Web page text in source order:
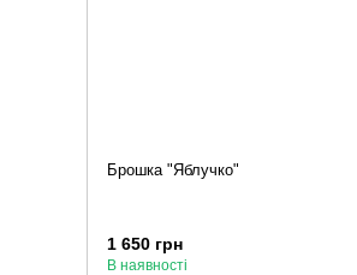
Брошка "Яблучко"
1 650 грн
В наявності